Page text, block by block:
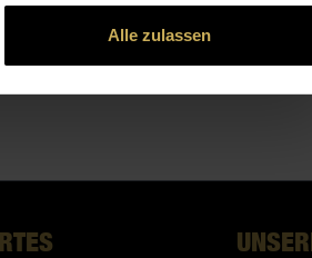
Alle zulassen